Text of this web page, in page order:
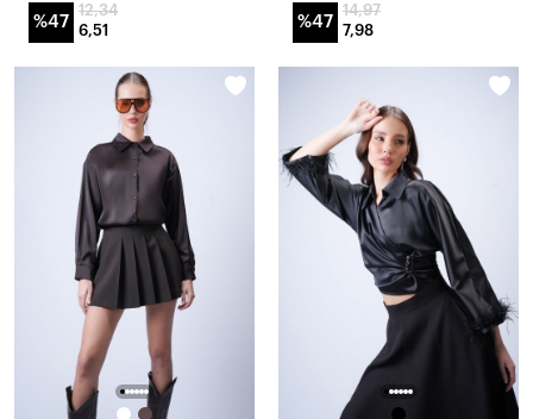
%47
12,34
6,51
%47
14,97
7,98